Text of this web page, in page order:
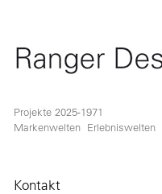
Projekte 2025-1971
Markenwelten Erlebniswelten
Kontakt